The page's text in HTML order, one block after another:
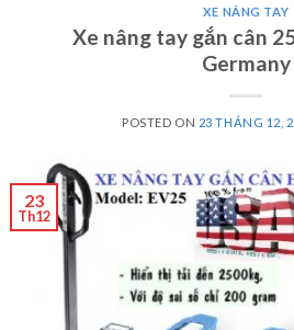
XE NÂNG TAY
Xe nâng tay gắn cân
Germany
POSTED ON 23 THÁNG 12,
23
Th12